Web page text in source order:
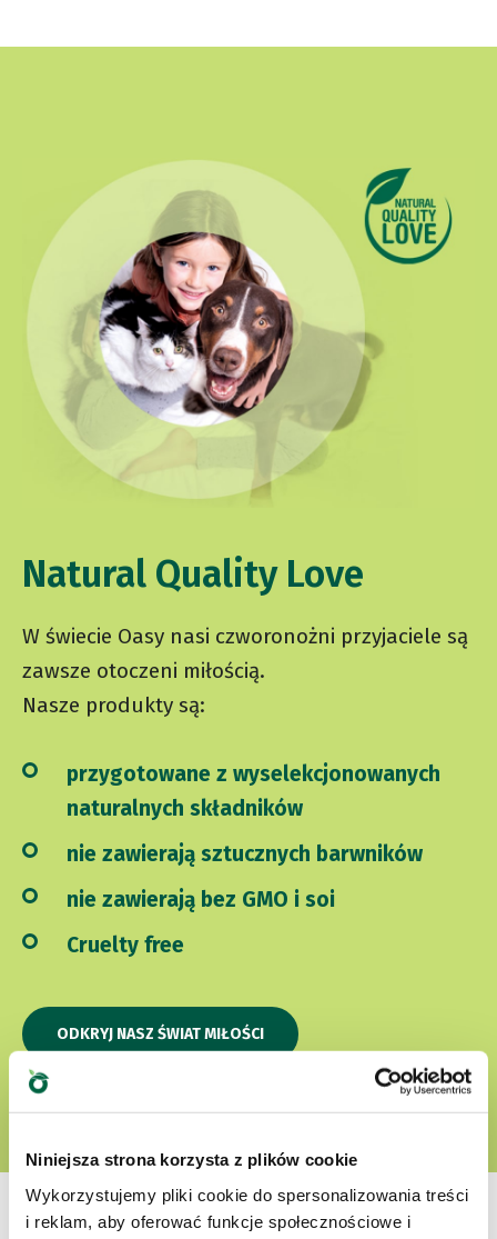
Niniejsza strona korzysta z plików cookie
Wykorzystujemy pliki cookie do spersonalizowania treści
i reklam, aby oferować funkcje społecznościowe i
Natural Quality Love
W świecie Oasy nasi czworonożni przyjaciele są
zawsze otoczeni miłością.
Nasze produkty są:
przygotowane z wyselekcjonowanych
naturalnych składników
nie zawierają sztucznych barwników
nie zawierają bez GMO i soi
Cruelty free
ODKRYJ NASZ ŚWIAT MIŁOŚCI